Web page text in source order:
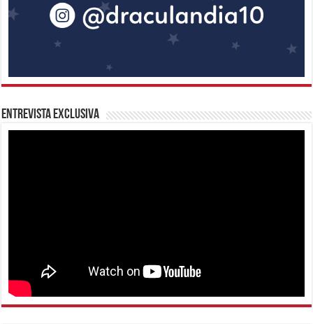
Entrevista Exclusiva